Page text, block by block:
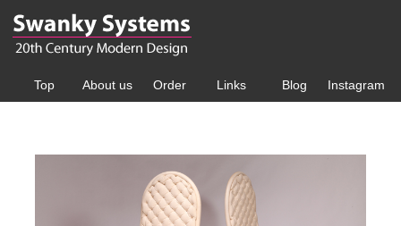
Top About us Order Links Blog Instagram